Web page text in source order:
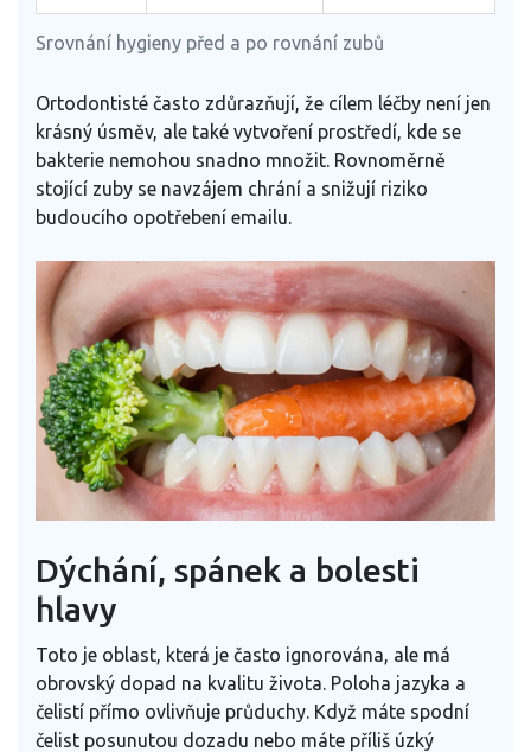
Srovnání hygieny před a po rovnání zubů
Ortodontisté často zdůrazňují, že cílem léčby není jen
krásný úsměv, ale také vytvoření prostředí, kde se
bakterie nemohou snadno množit. Rovnoměrně
stojící zuby se navzájem chrání a snižují riziko
budoucího opotřebení emailu.
Dýchání, spánek a bolesti
hlavy
Toto je oblast, která je často ignorována, ale má
obrovský dopad na kvalitu života. Poloha jazyka a
čelistí přímo ovlivňuje průduchy. Když máte spodní
čelist posunutou dozadu nebo máte příliš úzký